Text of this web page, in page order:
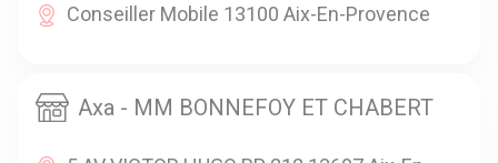
Conseiller Mobile 13100 Aix-En-Provence
Axa - MM BONNEFOY ET CHABERT